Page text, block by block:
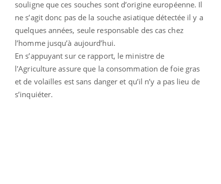
souligne que ces souches sont d’origine européenne. Il
ne s’agit donc pas de la souche asiatique détectée il y a
quelques années, seule responsable des cas chez
l’homme jusqu’à aujourd’hui.
En s’appuyant sur ce rapport, le ministre de
l'Agriculture assure que la consommation de foie gras
et de volailles est sans danger et qu’il n’y a pas lieu de
s’inquiéter.